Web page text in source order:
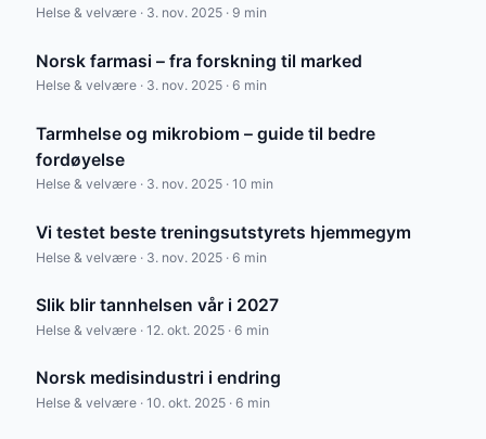
Helse & velvære · 3. nov. 2025 · 9 min
Norsk farmasi – fra forskning til marked
Helse & velvære · 3. nov. 2025 · 6 min
Tarmhelse og mikrobiom – guide til bedre
fordøyelse
Helse & velvære · 3. nov. 2025 · 10 min
Vi testet beste treningsutstyrets hjemmegym
Helse & velvære · 3. nov. 2025 · 6 min
Slik blir tannhelsen vår i 2027
Helse & velvære · 12. okt. 2025 · 6 min
Norsk medisindustri i endring
Helse & velvære · 10. okt. 2025 · 6 min